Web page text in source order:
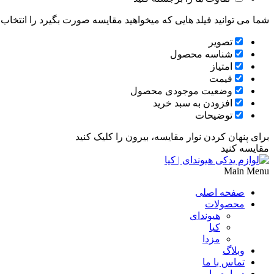
شما می توانید فیلد هایی که میخواهید مقایسه صورت بگیرد را انتخاب
تصویر
شناسه محصول
امتیاز
قیمت
وضعیت موجودی محصول
افزودن به سبد خرید
توضیحات
برای پنهان کردن نوار مقایسه، بیرون را کلیک کنید
مقایسه کنید
Main Menu
صفحه اصلی
محصولات
هیوندای
کیا
مزدا
وبلاگ
تماس با ما